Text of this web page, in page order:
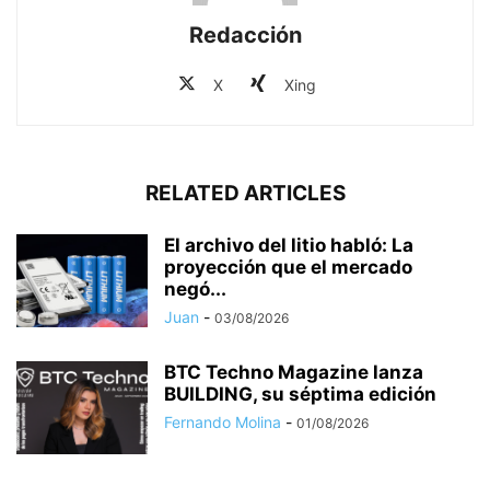
Redacción
X Xing
RELATED ARTICLES
El archivo del litio habló: La
proyección que el mercado
negó...
Juan - 03/08/2026
BTC Techno Magazine lanza
BUILDING, su séptima edición
Fernando Molina - 01/08/2026